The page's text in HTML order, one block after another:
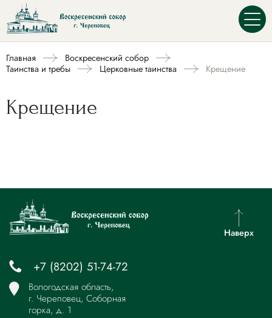
Главная
Воскресенский собор
Таинства и требы
Церковные таинства Крещение
Крещение
Наверх
+7 (8202) 51-74-72
Вологодская область,
г. Череповец, Соборная
горка, д. 1